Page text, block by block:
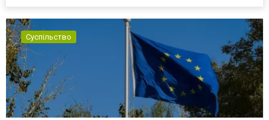
Суспільство